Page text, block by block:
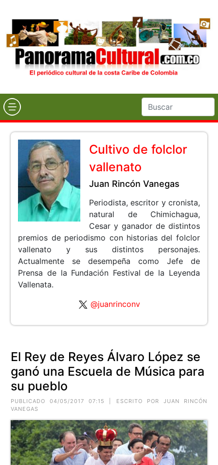
Cultivo de folclor
vallenato
Juan Rincón Vanegas
Periodista, escritor y cronista,
natural de Chimichagua,
Cesar y ganador de distintos
premios de periodismo con historias del folclor
vallenato y sus distintos personajes.
Actualmente se desempeña como Jefe de
Prensa de la Fundación Festival de la Leyenda
Vallenata.
@juanrinconv
El Rey de Reyes Álvaro López se
ganó una Escuela de Música para
su pueblo
PUBLICADO 04/05/2017 07:15 | ESCRITO POR JUAN RINCÓN
VANEGAS